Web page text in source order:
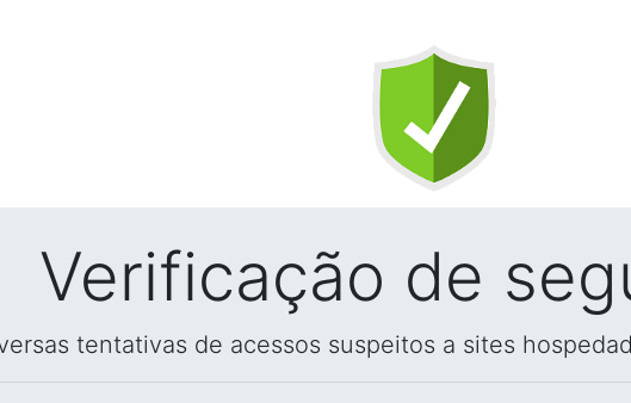
Verificação de
tentativas de acessos suspeitos a sites